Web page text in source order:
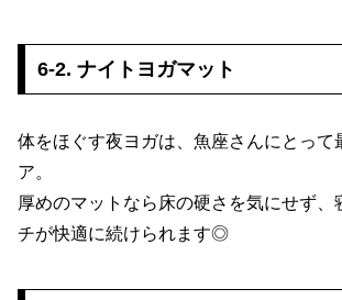
6-2. ナイトヨガマット
体をほぐす夜ヨガは、魚座さんにとって
ア。
厚めのマットなら床の硬さを気にせず、
チが快適に続けられます◎